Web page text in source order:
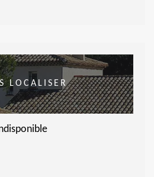
LOCALISER